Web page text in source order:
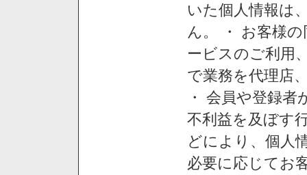
いた個人情報は
ん。 ・ お客様
ービスのご利用
で業務を代理店
・ 会員や登録
不利益を及ぼす
どにより、個人
必要に応じてお